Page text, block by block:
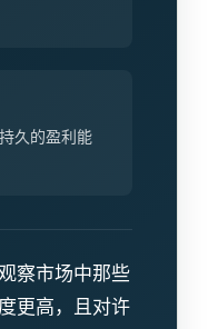
久的盈利能
察市场中那些
更高，且对许